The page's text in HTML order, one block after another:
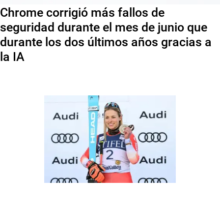
Chrome corrigió más fallos de
seguridad durante el mes de junio que
durante los dos últimos años gracias a
la IA